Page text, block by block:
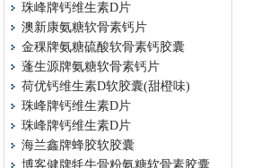
珠峰牌钙维生素D片
澳新康氨糖软骨素钙片
金稞牌氨糖硫酸软骨素钙胶囊
蓬生源牌氨糖软骨素钙片
荷优钙维生素D软胶囊(甜橙味)
珠峰牌钙维生素D片
珠峰牌钙维生素D片
海兰鑫牌蜂胶软胶囊
博客健牌牦牛骨粉氨糖软骨素胶囊